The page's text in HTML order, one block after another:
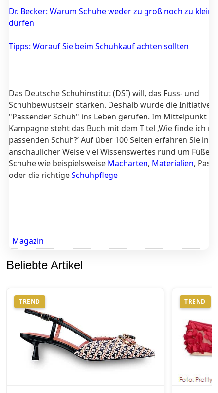
Dr. Becker: Warum Schuhe weder zu groß noch zu klein
dürfen
Tipps: Worauf Sie beim Schuhkauf achten sollten
Das Deutsche Schuhinstitut (DSI) will, das Fuss- und
Schuhbewustsein stärken. Deshalb wurde die Initiative
"Passender Schuh" ins Leben gerufen. Im Mittelpunkt
Kampagne steht das Buch mit dem Titel ‚Wie finde ich
passenden Schuh?’ Auf über 100 Seiten erfahren Sie in
anschaulicher Weise viel Wissenswertes rund um Füße
Schuhe wie beispielsweise Macharten, Materialien,
oder die richtigeSchuhpflege
Magazin
Beliebte Artikel
TREND TREND